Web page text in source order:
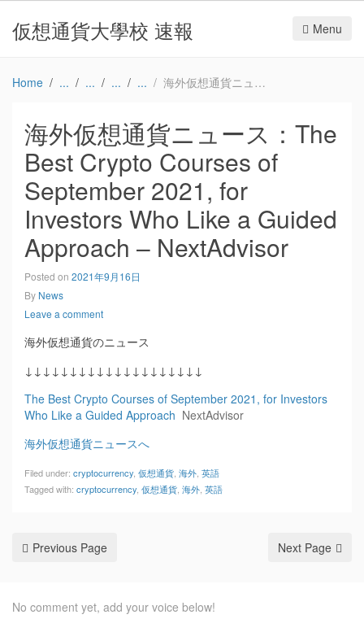
仮想通貨大學校 速報 Menu
Home 海外仮想通貨ニュース：The Best Crypto Courses of September 2021, for Investors Who Like a Guided Approach – NextAdvisor
海外仮想通貨ニュース：The
Best Crypto Courses of
September 2021, for
Investors Who Like a Guided
Approach – NextAdvisor
Posted on 2021年9月16日
By News
Leave a comment
海外仮想通貨のニュース
↓↓↓↓↓↓↓↓↓↓↓↓↓↓↓↓↓↓↓↓
The Best Crypto Courses of September 2021, for Investors
Who Like a Guided Approach NextAdvisor
海外仮想通貨ニュースへ
Filed under: cryptocurrency 仮想通貨 海外 英語
Tagged with: cryptocurrency 仮想通貨 海外 英語
Previous Page Next Page
No comment yet, add your voice below!